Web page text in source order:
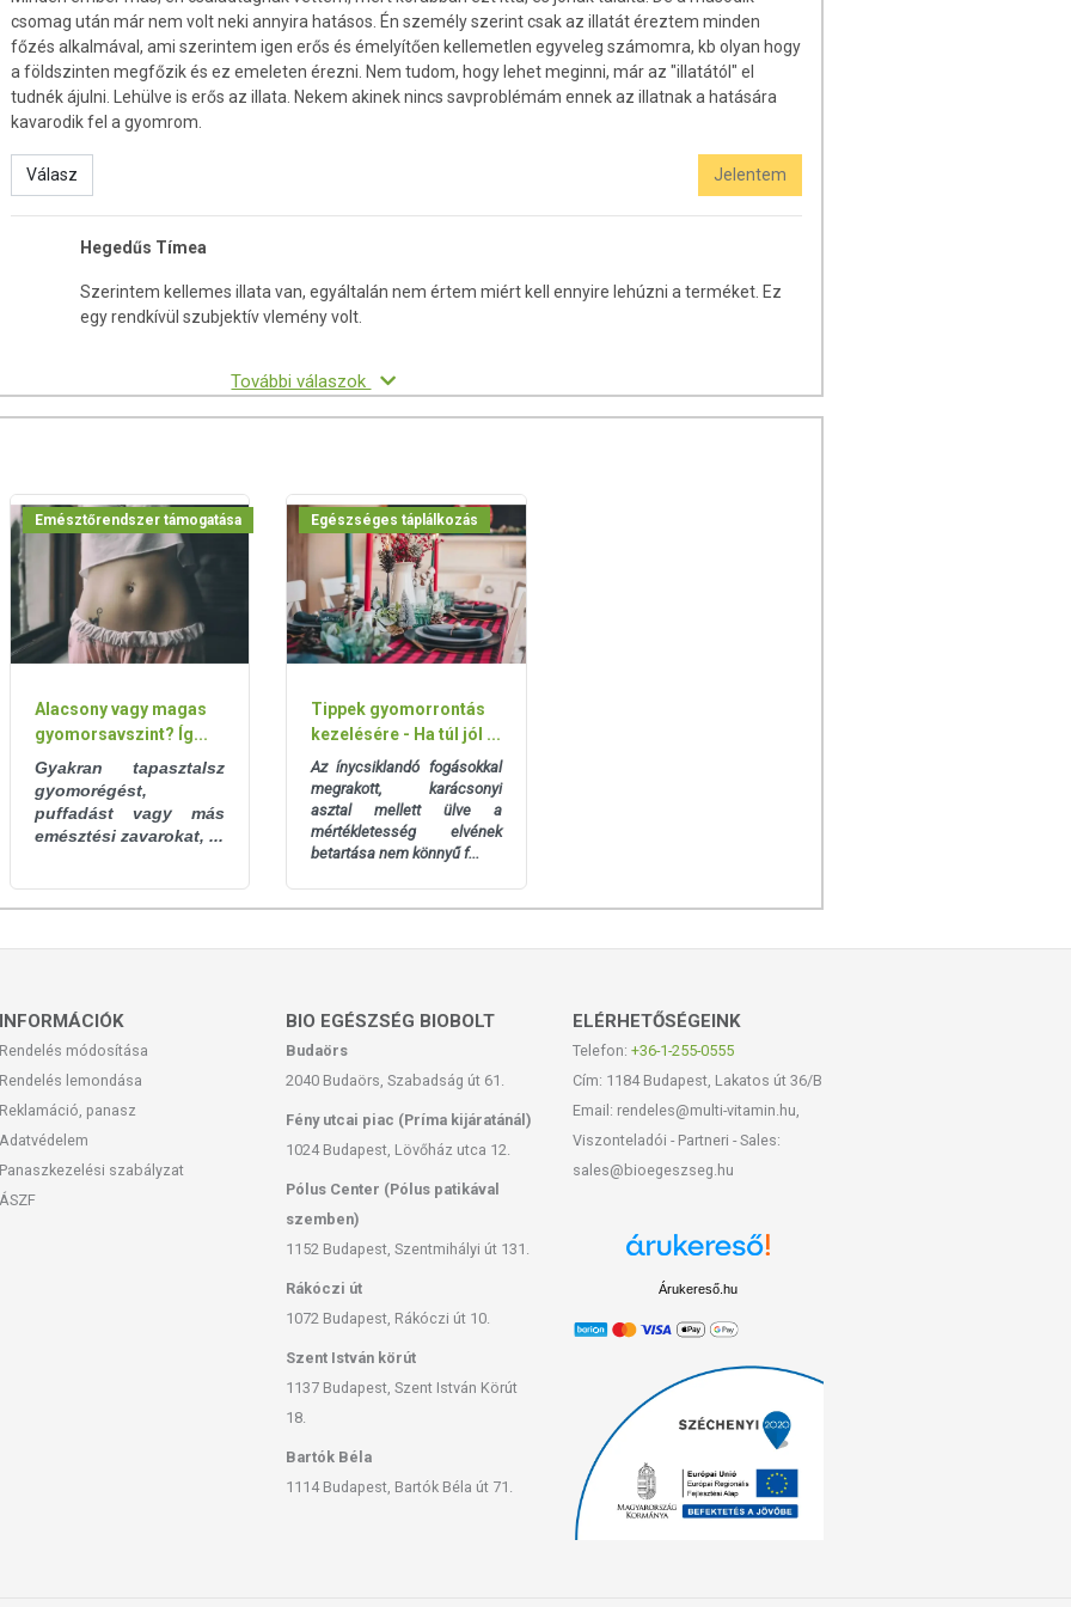
kezelésében.
lecsó, kolbász, pörkölt vagy töltött káposzta nélkül
bajuszodat pödörgetve - Akkor? Marad a reflux és a
mint hinnéd!
fájdalmas vagy kellemetlen reflux eredetű tünetekkel
mértékét, védőréteggel vonja be az irritált, gyulladt
valamint gyulladáscsökkentő, köhögéscsillapító,
ki.
rendszeres fogyasztásával...
egészsége
nyelési nehézségek
köhögés
és a fogak eróziója
a természetes gyógynövény összetevők, a köztük lévő
tüneteit.
magyar termék, amit szakértő odafigyeléssel, a lehető
készítünk. Különös figyelmet fordítunk a növények
forrástól vásároljuk teánk alapanyagait, így tudjuk a
a tárolás, szállítás és előállítás során sem érintkezhetnek
termék, nem tartalmaz allergén anyagokat vagy
képződést csökkentő, görcsoldó és köhögéscsillapító hatása
mivolta is jótékony hatással van a savmarástól
csomag után már nem volt neki annyira hatásos. Én személy szerint csak az illatát éreztem minden
főzés alkalmával, ami szerintem igen erős és émelyítően kellemetlen egyveleg számomra, kb olyan hogy
a földszinten megfőzik és ez emeleten érezni. Nem tudom, hogy lehet meginni, már az "illatától" el
tudnék ájulni. Lehülve is erős az illata. Nekem akinek nincs savproblémám ennek az illatnak a hatására
kavarodik fel a gyomrom.
Válasz Jelentem
Hegedűs Tímea
Szerintem kellemes illata van, egyáltalán nem értem miért kell ennyire lehúzni a terméket. Ez
egy rendkívül szubjektív vlemény volt.
További válaszok
Emésztőrendszer támogatása
Alacsony vagy magas
gyomorsavszint? Íg...
Gyakran tapasztalsz
gyomorégést,
puffadást vagy más
emésztési zavarokat, ...
Egészséges táplálkozás
Tippek gyomorrontás
kezelésére - Ha túl jól ...
Az ínycsiklandó fogásokkal
megrakott, karácsonyi
asztal mellett ülve a
mértékletesség elvének
betartása nem könnyű f...
INFORMÁCIÓK
Rendelés módosítása
Rendelés lemondása
Reklamáció, panasz
Adatvédelem
Panaszkezelési szabályzat
ÁSZF
BIO EGÉSZSÉG BIOBOLT
Budaörs
2040 Budaörs, Szabadság út 61.
Fény utcai piac (Príma kijáratánál)
1024 Budapest, Lövőház utca 12.
Pólus Center (Pólus patikával
szemben)
1152 Budapest, Szentmihályi út 131.
Rákóczi út
1072 Budapest, Rákóczi út 10.
Szent István körút
1137 Budapest, Szent István Körút
18.
Bartók Béla
1114 Budapest, Bartók Béla út 71.
ELÉRHETŐSÉGEINK
Telefon: +36-1-255-0555
Cím: 1184 Budapest, Lakatos út 36/B
Email: rendeles@multi-vitamin.hu,
Viszonteladói - Partneri - Sales:
sales@bioegeszseg.hu
Árukereső.hu